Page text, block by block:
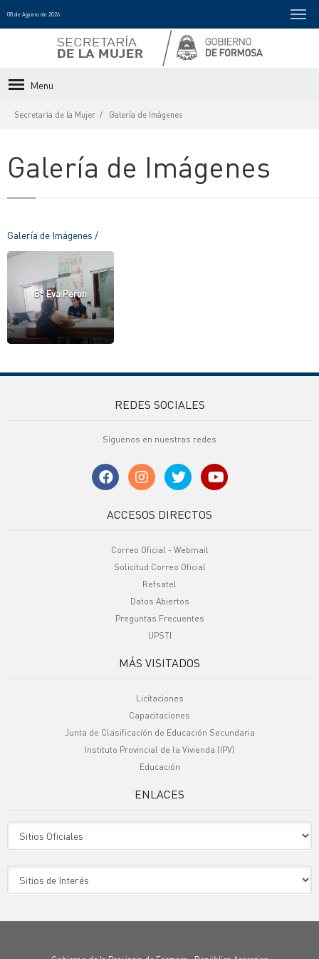
08 de Agosto de 2026
Menu
Secretaría de la Mujer Galería de Imágenes
Galería de Imágenes
Galería de Imágenes /
B° Eva Peron
REDES SOCIALES
Síguenos en nuestras redes
ACCESOS DIRECTOS
Correo Oficial - Webmail
Solicitud Correo Oficial
Refsatel
Datos Abiertos
Preguntas Frecuentes
UPSTI
MÁS VISITADOS
Licitaciones
Capacitaciones
Junta de Clasificación de Educación Secundaria
Instituto Provincial de la Vivienda (IPV)
Educación
ENLACES